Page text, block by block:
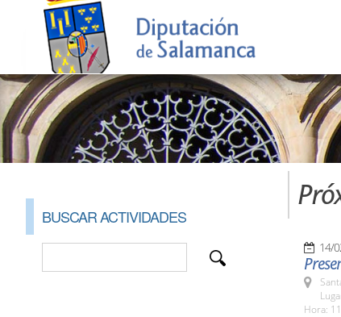
BUSCAR ACTIVIDADES
14/
Hora: